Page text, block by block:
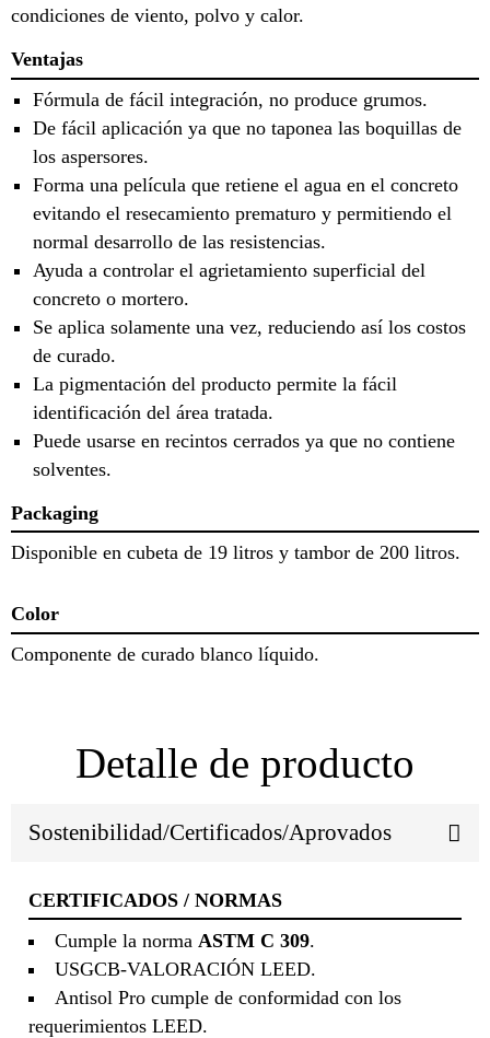
condiciones de viento, polvo y calor.
Ventajas
Fórmula de fácil integración, no produce grumos.
De fácil aplicación ya que no taponea las boquillas de
los aspersores.
Forma una película que retiene el agua en el concreto
evitando el resecamiento prematuro y permitiendo el
normal desarrollo de las resistencias.
Ayuda a controlar el agrietamiento superficial del
concreto o mortero.
Se aplica solamente una vez, reduciendo así los costos
de curado.
La pigmentación del producto permite la fácil
identificación del área tratada.
Puede usarse en recintos cerrados ya que no contiene
solventes.
Packaging
Disponible en cubeta de 19 litros y tambor de 200 litros.
Color
Componente de curado blanco líquido.
Detalle de producto
Sostenibilidad/Certificados/Aprovados
CERTIFICADOS / NORMAS
Cumple la norma ASTM C 309.
USGCB-VALORACIÓN LEED.
Antisol Pro cumple de conformidad con los
requerimientos LEED.